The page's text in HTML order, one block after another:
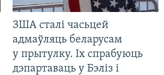
ЗША сталі часьцей
адмаўляць беларусам
у прытулку. Іх спрабуюць
дэпартаваць у Бэліз і